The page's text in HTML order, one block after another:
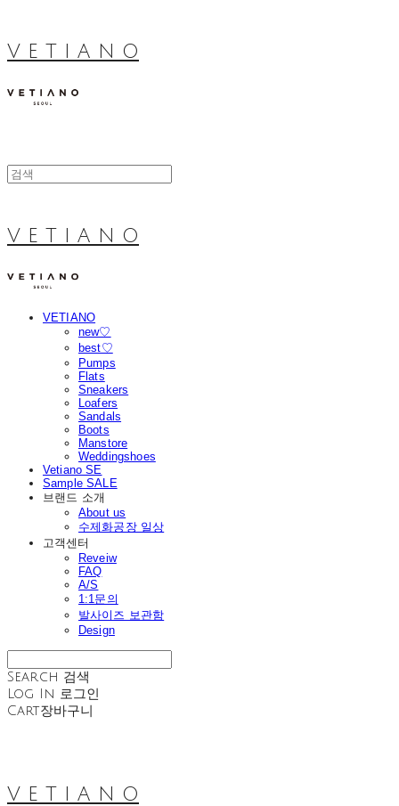
V E T I A N O
V E T I A N O
VETIANO
new♡
best♡
Pumps
Flats
Sneakers
Loafers
Sandals
Boots
Manstore
Weddingshoes
Vetiano SE
Sample SALE
브랜드 소개
About us
수제화공장 일상
고객센터
Reveiw
FAQ
A/S
1:1문의
발사이즈 보관함
Design
Search 검색
Log In 로그인
Cart장바구니
V E T I A N O